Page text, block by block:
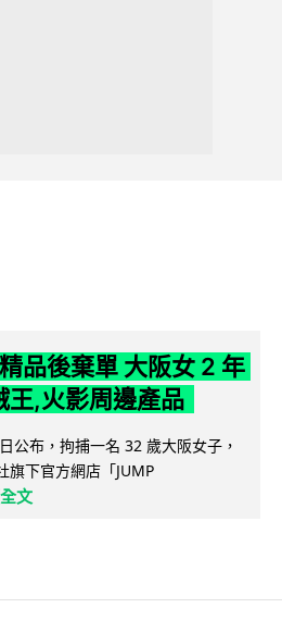
品後棄單 大阪女 2 年
王,火影周邊產品
公布，拘捕一名 32 歲大阪女子，
旗下官方網店「JUMP
文